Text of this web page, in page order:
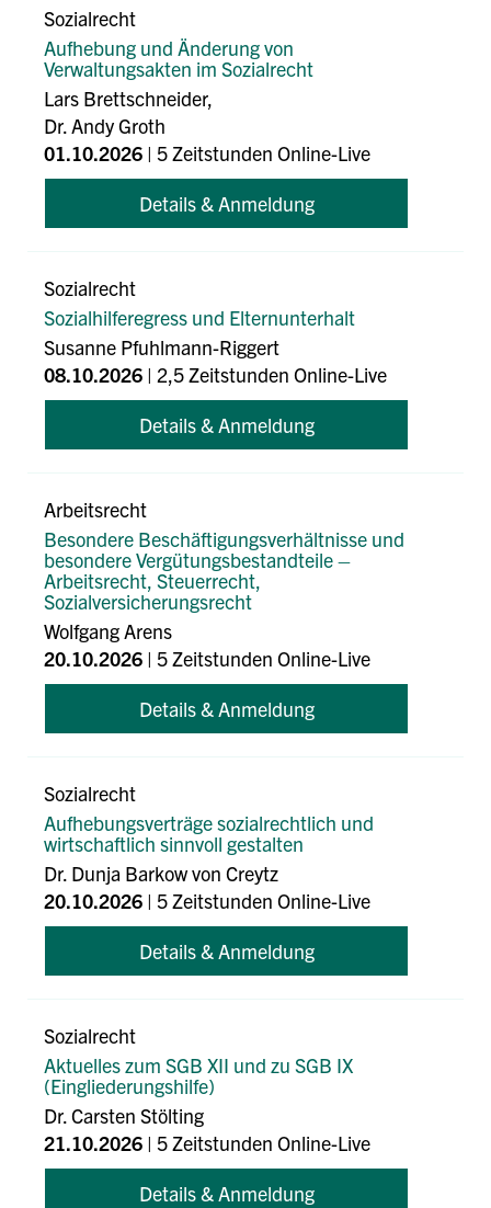
Sozialrecht
Aufhebung und Änderung von
Verwaltungsakten im Sozialrecht
Lars Brettschneider,
Dr. Andy Groth
01.10.2026 | 5 Zeitstunden Online-Live
Details & Anmeldung
Sozialrecht
Sozialhilferegress und Elternunterhalt
Susanne Pfuhlmann-Riggert
08.10.2026 | 2,5 Zeitstunden Online-Live
Details & Anmeldung
Arbeitsrecht
Besondere Beschäftigungsverhältnisse und
besondere Vergütungsbestandteile –
Arbeitsrecht, Steuerrecht,
Sozialversicherungsrecht
Wolfgang Arens
20.10.2026 | 5 Zeitstunden Online-Live
Details & Anmeldung
Sozialrecht
Aufhebungsverträge sozialrechtlich und
wirtschaftlich sinnvoll gestalten
Dr. Dunja Barkow von Creytz
20.10.2026 | 5 Zeitstunden Online-Live
Details & Anmeldung
Sozialrecht
Aktuelles zum SGB XII und zu SGB IX
(Eingliederungshilfe)
Dr. Carsten Stölting
21.10.2026 | 5 Zeitstunden Online-Live
Details & Anmeldung